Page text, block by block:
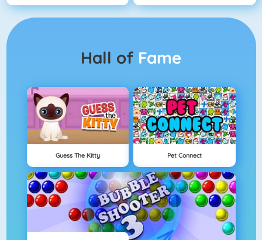
Hall of Fame
Guess The Kitty Pet Connect